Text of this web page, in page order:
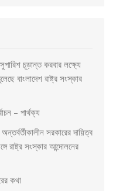
চূড়ান্ত করবার লক্ষ্যে
বাংলাদেশ রাষ্ট্র সংস্কার
– পার্থক্য
সরকারের দায়িত্ব
রাষ্ট্র সংস্কার আন্দোলনের
কথা